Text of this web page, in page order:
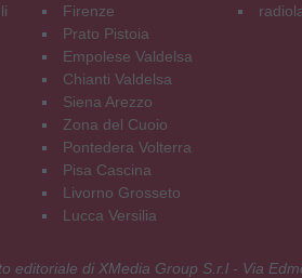
Firenze
Prato Pistoia
Empolese Valdelsa
Chianti Valdelsa
Siena Arezzo
Zona del Cuoio
Pontedera Volterra
Pisa Cascina
Livorno Grosseto
Lucca Versilia
editoriale di XMedia Group S.r.l - Via